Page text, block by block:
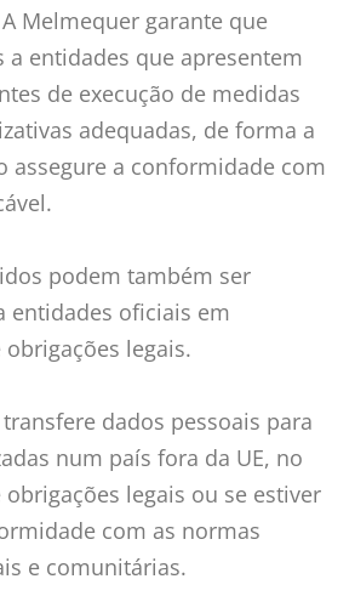
Melmequer garante que
a entidades que apresentem
de execução de medidas
adequadas, de forma a
assegure a conformidade com
podem também ser
entidades oficiais em
legais.
dados pessoais para
num país fora da UE, no
legais ou se estiver
com as normas
e comunitárias.